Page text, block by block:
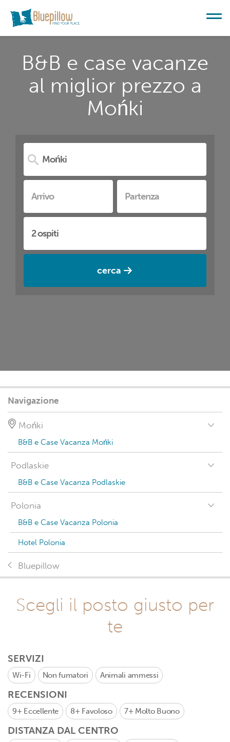
B&B e case vacanze
al miglior prezzo a
Mońki
cerca
Navigazione
Mońki
B&B e Case Vacanza Mońki
Podlaskie
B&B e Case Vacanza Podlaskie
Polonia
B&B e Case Vacanza Polonia
Hotel Polonia
Bluepillow
Scegli il posto giusto per
te
SERVIZI
Wi-Fi Non fumatori Animali ammessi
RECENSIONI
9+ Eccellente 8+ Favoloso 7+ Molto Buono
DISTANZA DAL CENTRO